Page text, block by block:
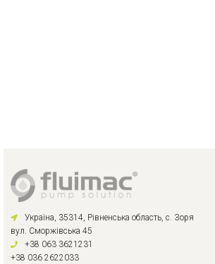
Україна, 35314, Рівненська область, с. Зоря
вул. Сморжівська 45
+38 063 3621231
+38 036 2622033